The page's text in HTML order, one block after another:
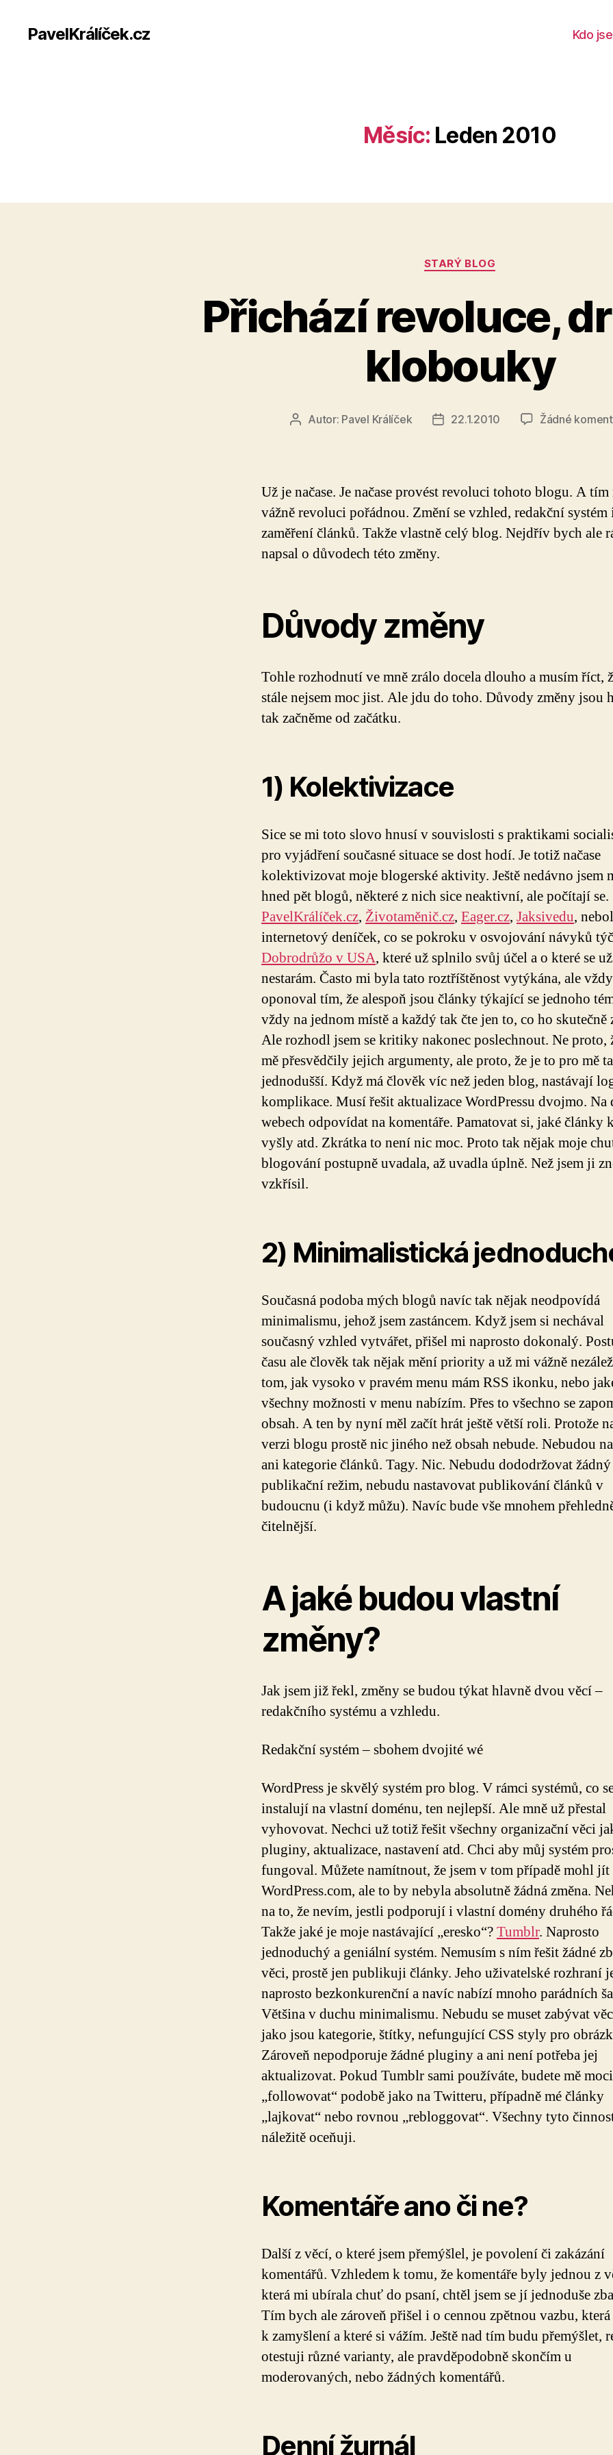
PavelKrálíček.cz Kdo
Měsíc: Leden 2010
Rubriky
STARÝ BLOG
Přichází revoluce,
klobouky
AutorAutor: Pavel Králíček
Datum
22.1.2010 Žádné
Už je načase. Je načase provést revoluci tohoto blogu. A
vážně revoluci pořádnou. Změní se vzhled, redakční systém
zaměření článků. Takže vlastně celý blog. Nejdřív bych ale
napsal o důvodech této změny.
Důvody změny
Tohle rozhodnutí ve mně zrálo docela dlouho a musím říct,
stále nejsem moc jist. Ale jdu do toho. Důvody změny jsou
tak začněme od začátku.
1) Kolektivizace
Sice se mi toto slovo hnusí v souvislosti s praktikami
pro vyjádření současné situace se dost hodí. Je totiž načase
kolektivizovat moje blogerské aktivity. Ještě nedávno jsem
hned pět blogů, některé z nich sice neaktivní, ale počítají
PavelKrálíček.cz, Životaměnič.cz, Eager.cz, Jaksivedu,
internetový deníček, co se pokroku v osvojování návyků
Dobrodrůžo v USA, které už splnilo svůj účel a o které se už
nestarám. Často mi byla tato roztříštěnost vytýkána, ale
oponoval tím, že alespoň jsou články týkající se jednoho
vždy na jednom místě a každý tak čte jen to, co ho skutečně
Ale rozhodl jsem se kritiky nakonec poslechnout. Ne proto,
mě přesvědčily jejich argumenty, ale proto, že je to pro mě
jednodušší. Když má člověk víc než jeden blog, nastávají
komplikace. Musí řešit aktualizace WordPressu dvojmo. Na
webech odpovídat na komentáře. Pamatovat si, jaké články
vyšly atd. Zkrátka to není nic moc. Proto tak nějak moje
blogování postupně uvadala, až uvadla úplně. Než jsem ji
vzkřísil.
2) Minimalistická
Současná podoba mých blogů navíc tak nějak neodpovídá
minimalismu, jehož jsem zastáncem. Když jsem si nechával
současný vzhled vytvářet, přišel mi naprosto dokonalý.
času ale člověk tak nějak mění priority a už mi vážně
tom, jak vysoko v pravém menu mám RSS ikonku, nebo
všechny možnosti v menu nabízím. Přes to všechno se
obsah. A ten by nyní měl začít hrát ještě větší roli. Protože
verzi blogu prostě nic jiného než obsah nebude. Nebudou
ani kategorie článků. Tagy. Nic. Nebudu dododržovat žádný
publikační režim, nebudu nastavovat publikování článků v
budoucnu (i když můžu). Navíc bude vše mnohem
čitelnější.
A jaké budou vlastní
změny?
Jak jsem již řekl, změny se budou týkat hlavně dvou věcí –
redakčního systému a vzhledu.
Redakční systém – sbohem dvojité wé
WordPress je skvělý systém pro blog. V rámci systémů, co
instalují na vlastní doménu, ten nejlepší. Ale mně už přestal
vyhovovat. Nechci už totiž řešit všechny organizační věci
pluginy, aktualizace, nastavení atd. Chci aby můj systém
fungoval. Můžete namítnout, že jsem v tom případě mohl jít
WordPress.com, ale to by nebyla absolutně žádná změna.
na to, že nevím, jestli podporují i vlastní domény druhého
Takže jaké je moje nastávající „eresko“?Tumblr. Naprosto
jednoduchý a geniální systém. Nemusím s ním řešit žádné
věci, prostě jen publikuji články. Jeho uživatelské rozhraní
naprosto bezkonkurenční a navíc nabízí mnoho parádních
Většina v duchu minimalismu. Nebudu se muset zabývat
jako jsou kategorie, štítky, nefungující CSS styly pro
Zároveň nepodporuje žádné pluginy a ani není potřeba jej
aktualizovat. Pokud Tumblr sami používáte, budete mě moci
„followovat“ podobě jako na Twitteru, případně mé články
„lajkovat“ nebo rovnou „rebloggovat“. Všechny tyto
náležitě oceňuji.
Komentáře ano či ne?
Další z věcí, o které jsem přemýšlel, je povolení či zakázání
komentářů. Vzhledem k tomu, že komentáře byly jednou z
která mi ubírala chuť do psaní, chtěl jsem se jí jednoduše
Tím bych ale zároveň přišel i o cennou zpětnou vazbu,
k zamyšlení a které si vážím. Ještě nad tím budu přemýšlet,
otestuji různé varianty, ale pravděpodobně skončím u
moderovaných, nebo žádných komentářů.
Denní žurnál